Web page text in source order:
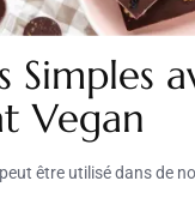
Simples
Vegan
peut être utilisé dans de